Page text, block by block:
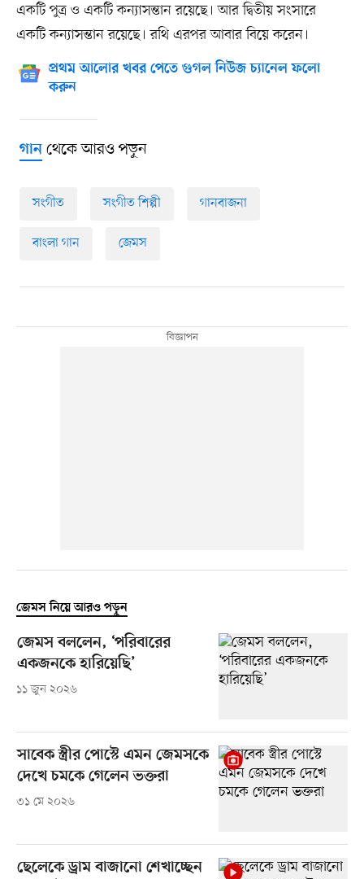
একটি পুত্র ও একটি কন্যাসন্তান রয়েছে। আর দ্বিতীয় সংসারে
একটি কন্যাসন্তান রয়েছে। রথি এরপর আবার বিয়ে করেন।
প্রথম আলোর খবর পেতে গুগল নিউজ চ্যানেল ফলো
করুন
গানথেকে আরও পড়ুন
সংগীত সংগীত শিল্পী গানবাজনা
বাংলা গান জেমস
জেমস নিয়ে আরও পড়ুন
জেমস বললেন, ‘পরিবারের
একজনকে হারিয়েছি’
১১ জুন ২০২৬
সাবেক স্ত্রীর পোস্টে এমন জেমসকে
দেখে চমকে গেলেন ভক্তরা
৩১ মে ২০২৬
ছেলেকে ড্রাম বাজানো শেখাচ্ছেন